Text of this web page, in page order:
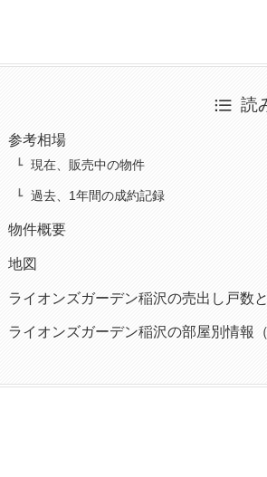
読
参考相場
現在、販売中の物件
過去、1年間の成約記録
物件概要
地図
ライオンズガーデン稲沢の売出し戸数
ライオンズガーデン稲沢の部屋別情報（